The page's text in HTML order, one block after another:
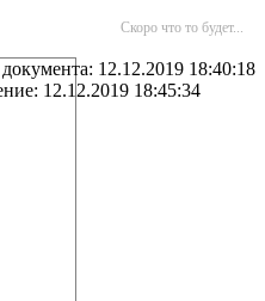
Скоро что то будет...
12.12.2019 18:40:18
12.12.2019 18:45:34